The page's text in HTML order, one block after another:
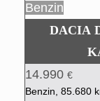
Benzin
DACIA
14.990 €
Benzin, 85.680